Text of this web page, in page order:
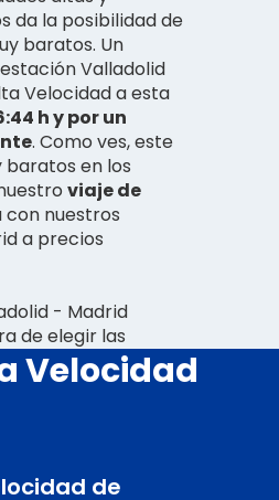
da la posibilidad de
baratos. Un
Valladolid
Velocidad a esta
h y por un
. Como ves, este
en los
viaje de
con nuestros
a precios
- Madrid
de elegir las
Velocidad
de